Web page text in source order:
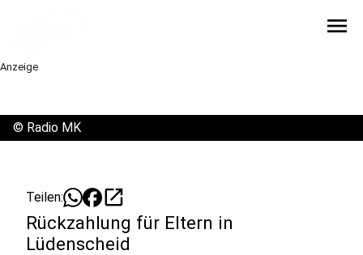
menu
Anzeige
© Radio MK
Teilen: open_in_new
Rückzahlung für Eltern in
Lüdenscheid